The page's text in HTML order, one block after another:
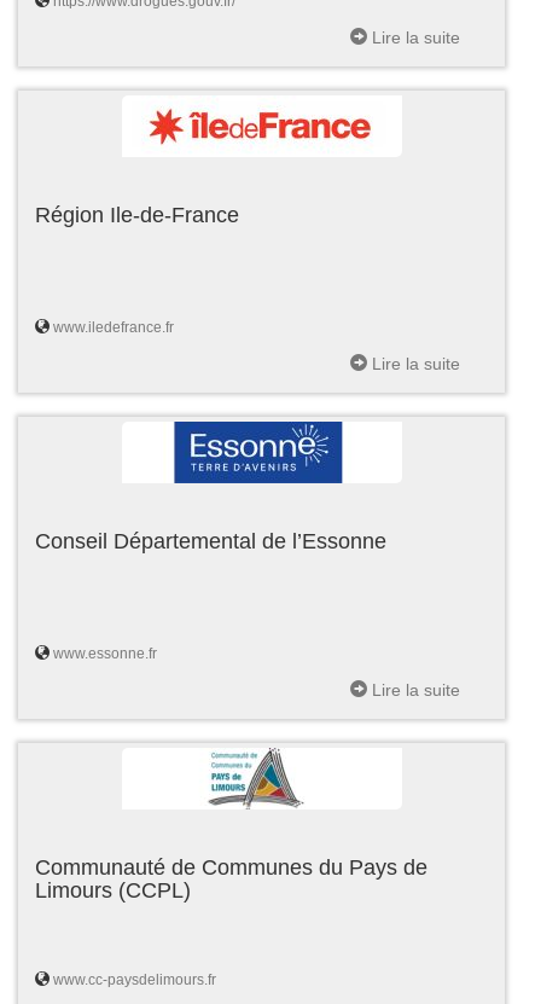
Lire la suite
Région Ile-de-France
www.iledefrance.fr
Lire la suite
Conseil Départemental de l’Essonne
www.essonne.fr
Lire la suite
Communauté de Communes du Pays de
Limours (CCPL)
www.cc-paysdelimours.fr